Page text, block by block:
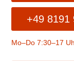
+49 8191
Mo–Do 7:30–17